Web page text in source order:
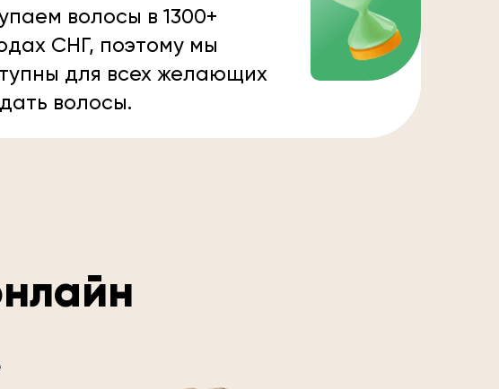
волосы в 1300+
СНГ, поэтому мы
для всех желающих
волосы.